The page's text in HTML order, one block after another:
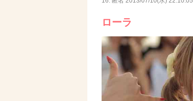
ローラ